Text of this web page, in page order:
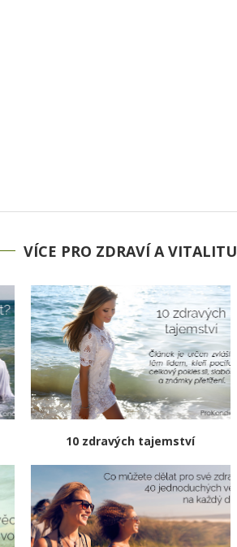
VÍCE PRO ZDRAVÍ A VITALITU
10 zdravých tajemství